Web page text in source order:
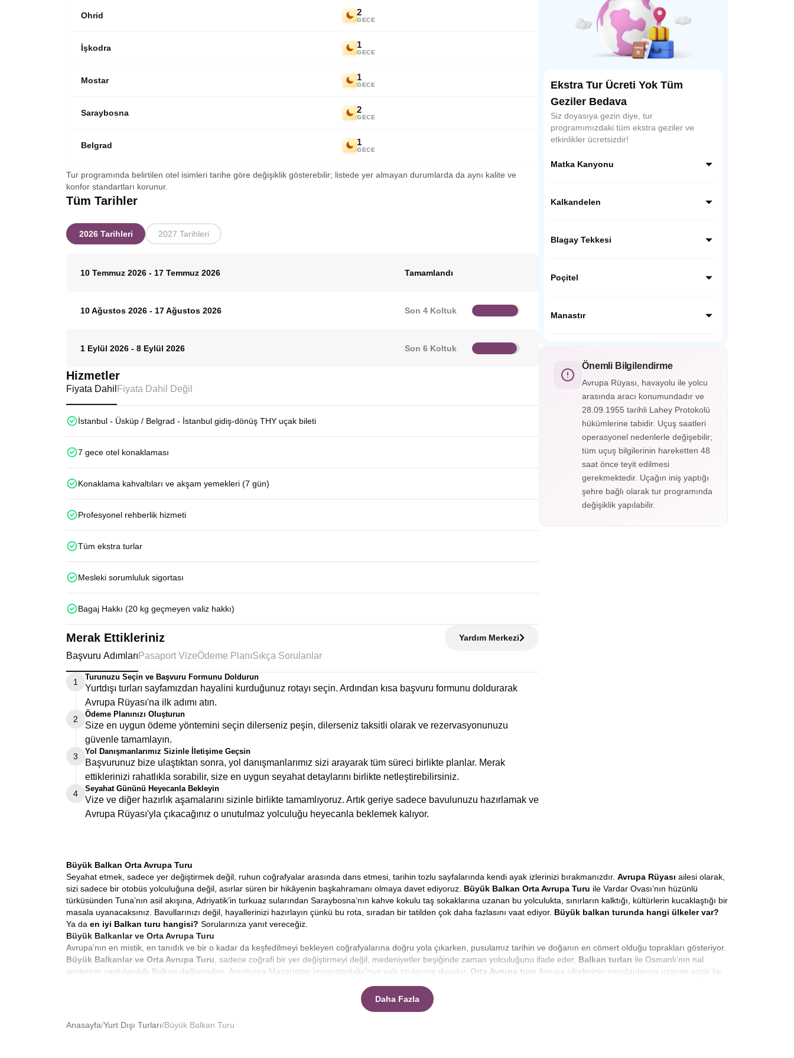
Ohrid 2
GECE
İşkodra 1
GECE
Mostar 1
GECE
Saraybosna 2
GECE
Belgrad 1
GECE
Tur programında belirtilen otel isimleri tarihe göre değişiklik gösterebilir; listede yer almayan durumlarda da aynı kalite ve
konfor standartları korunur.
Tüm Tarihler
2026 Tarihleri 2027 Tarihleri
10 Temmuz 2026 - 17 Temmuz 2026 Tamamlandı
10 Ağustos 2026 - 17 Ağustos 2026 Son 4 Koltuk
1 Eylül 2026 - 8 Eylül 2026 Son 6 Koltuk
Hizmetler
Fiyata Dahil Fiyata Dahil Değil
İstanbul - Üsküp / Belgrad - İstanbul gidiş-dönüş THY uçak bileti
7 gece otel konaklaması
Konaklama kahvaltıları ve akşam yemekleri (7 gün)
Profesyonel rehberlik hizmeti
Tüm ekstra turlar
Mesleki sorumluluk sigortası
Bagaj Hakkı (20 kg geçmeyen valiz hakkı)
Merak Ettikleriniz Yardım Merkezi
Başvuru Adımları Pasaport VizeÖdeme Planı Sıkça Sorulanlar
1
Turunuzu Seçin ve Başvuru Formunu Doldurun
Yurtdışı turları sayfamızdan hayalini kurduğunuz rotayı seçin. Ardından kısa başvuru formunu doldurarak
Avrupa Rüyası'na ilk adımı atın.
2
Ödeme Planınızı Oluşturun
Size en uygun ödeme yöntemini seçin dilerseniz peşin, dilerseniz taksitli olarak ve rezervasyonunuzu
güvenle tamamlayın.
3
Yol Danışmanlarımız Sizinle İletişime Geçsin
Başvurunuz bize ulaştıktan sonra, yol danışmanlarımız sizi arayarak tüm süreci birlikte planlar. Merak
ettiklerinizi rahatlıkla sorabilir, size en uygun seyahat detaylarını birlikte netleştirebilirsiniz.
4
Seyahat Gününü Heyecanla Bekleyin
Vize ve diğer hazırlık aşamalarını sizinle birlikte tamamlıyoruz. Artık geriye sadece bavulunuzu hazırlamak ve
Avrupa Rüyası'yla çıkacağınız o unutulmaz yolculuğu heyecanla beklemek kalıyor.
Ekstra Tur Ücreti Yok Tüm
Geziler Bedava
Siz doyasıya gezin diye, tur
programımızdaki tüm ekstra geziler ve
etkinlikler ücretsizdir!
Matka Kanyonu
bir alanda yer alan Matka Kanyonu,
yapabilir, doğanın tadını çıkarabilirsiniz.
Kalkandelen
göreceğiz. Tetova (Kalkandelen)’de durarak
Blagay Tekkesi
muhteşem bir doğaya sahip bu bölgede
seçmesinde çok önemli bir rol oynamıştır.
Poçitel
örneği olan Poçitel kasabası, nehir
Manastır
yana Türklerin Manastır olarak adlandırdığı
bir yerleşim yeri olup Atatürk’ün de askeri
eğitim gördüğü Askeri İdadinin olduğu
Önemli Bilgilendirme
Avrupa Rüyası, havayolu ile yolcu
arasında aracı konumundadır ve
28.09.1955 tarihli Lahey Protokolü
hükümlerine tabidir. Uçuş saatleri
operasyonel nedenlerle değişebilir;
tüm uçuş bilgilerinin hareketten 48
saat önce teyit edilmesi
gerekmektedir. Uçağın iniş yaptığı
şehre bağlı olarak tur programında
değişiklik yapılabilir.
Büyük Balkan Orta Avrupa Turu
Seyahat etmek, sadece yer değiştirmek değil, ruhun coğrafyalar arasında dans etmesi, tarihin tozlu sayfalarında kendi ayak izlerinizi bırakmanızdır. Avrupa Rüyası ailesi olarak,
sizi sadece bir otobüs yolculuğuna değil, asırlar süren bir hikâyenin başkahramanı olmaya davet ediyoruz. Büyük Balkan Orta Avrupa Turu ile Vardar Ovası’nın hüzünlü
türküsünden Tuna’nın asil akışına, Adriyatik’in turkuaz sularından Saraybosna’nın kahve kokulu taş sokaklarına uzanan bu yolculukta, sınırların kalktığı, kültürlerin kucaklaştığı bir
masala uyanacaksınız. Bavullarınızı değil, hayallerinizi hazırlayın çünkü bu rota, sıradan bir tatilden çok daha fazlasını vaat ediyor. Büyük balkan turunda hangi ülkeler var?
Ya da en iyi Balkan turu hangisi? Sorularınıza yanıt vereceğiz.
Büyük Balkanlar ve Orta Avrupa Turu
Avrupa’nın en mistik, en tanıdık ve bir o kadar da keşfedilmeyi bekleyen coğrafyalarına doğru yola çıkarken, pusulamız tarihin ve doğanın en cömert olduğu toprakları gösteriyor.
Büyük Balkanlar ve Orta Avrupa Turu , sadece coğrafi bir yer değiştirmeyi değil, medeniyetler beşiğinde zaman yolculuğunu ifade eder. Balkan turları ile Osmanlı’nın nal
seslerinin yankılandığı Balkan dağlarından, Avusturya-Macaristan İmparatorluğu’nun vals tınılarının duyulur. Orta Avrupa turu Avrupa ülkelerinin meydanlarına uzanan eşsiz bir
Modern hayatın koşturmacası içinde zamana hükmetmek zordur, ancak doğru planlanmış bir rota ile zamanı genişletmek mümkündür.
olun. Sekiz güne sığdırdığımız bu serüven, aceleye getirilmiş bir gezi değil, her anın tadının çıkarıldığı, her durağın hakkının verildiği bir deneyimdir. İstanbul’dan hareketle
Daha Fazla
Anasayfa/Yurt Dışı Turları/Büyük Balkan Turu